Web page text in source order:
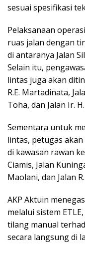
sesuai spesifikasi
Pelaksanaan
ruas jalan dengan
di antaranya Jalan
Selain itu,
lintas juga akan
R.E. Martadinata,
Toha, dan Jalan Ir.
Sementara untuk
lintas, petugas
di kawasan rawan
Ciamis, Jalan
Maolani, dan Jalan
AKP Aktuin
melalui sistem
tilang manual
secara langsung di